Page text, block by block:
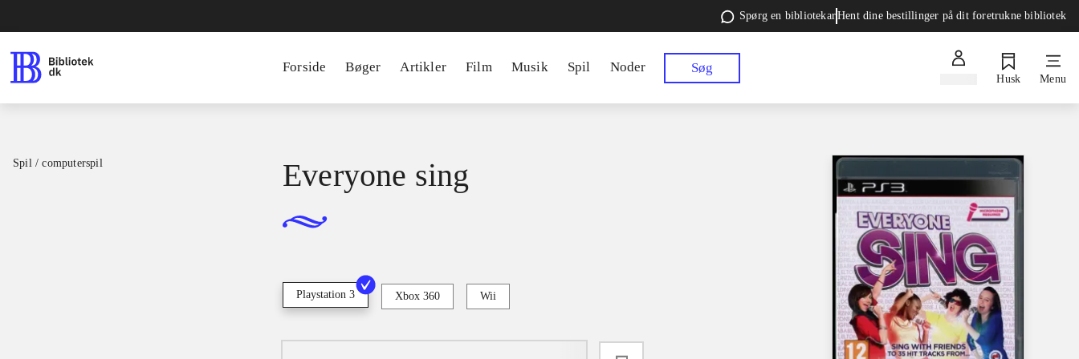
Spørg en bibliotekarHent dine bestillinger på dit foretrukne bibliotek
Forside Bøger Artikler Film Musik Spil Noder Søg
Husk Menu
Spil / computerspil Everyone sing
Playstation 3 Xbox 360 Wii